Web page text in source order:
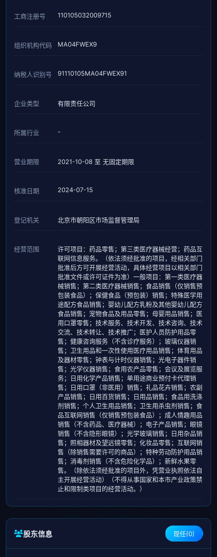
工商注册号 110105032009715
组织机构代码 MA04FWEX9
纳税人识别号 91110105MA04FWEX91
企业类型 有限责任公司
所属行业 -
营业期限 2021-10-08 至 无固定期限
核准日期 2024-07-15
登记机关 北京市朝阳区市场监督管理局
经营范围
许可项目：药品零售；第三类医疗器械经营；药品互
联网信息服务。（依法须经批准的项目，经相关部门
批准后方可开展经营活动，具体经营项目以相关部门
批准文件或许可证件为准）一般项目：第一类医疗器
械销售；第二类医疗器械销售；食品销售（仅销售预
包装食品）；保健食品（预包装）销售；特殊医学用
途配方食品销售；婴幼儿配方乳粉及其他婴幼儿配方
食品销售；宠物食品及用品零售；母婴用品销售；医
用口罩零售；技术服务、技术开发、技术咨询、技术
交流、技术转让、技术推广；医护人员防护用品零
售；健康咨询服务（不含诊疗服务）；玻璃仪器销
售；卫生用品和一次性使用医疗用品销售；体育用品
及器材零售；钟表与计时仪器销售；光电子器件销
售；光学仪器销售；食用农产品零售；会议及展览服
务；日用化学产品销售；单用途商业预付卡代理销
售；日用口罩（非医用）销售；礼品花卉销售；农副
产品销售；日用百货销售；日用品销售；食品用洗涤
剂销售；个人卫生用品销售；卫生用杀虫剂销售；食
品互联网销售（仅销售预包装食品）；成人情趣用品
销售（不含药品、医疗器械）；电子产品销售；眼镜
销售（不含隐形眼镜）；光学玻璃销售；日用杂品销
售；照相器材及望远镜零售；化妆品零售；互联网销
售（除销售需要许可的商品）；特种劳动防护用品销
售；消毒剂销售（不含危险化学品）；新鲜水果零
售。（除依法须经批准的项目外，凭营业执照依法自
主开展经营活动）（不得从事国家和本市产业政策禁
止和限制类项目的经营活动。）
股东信息 现任(0)